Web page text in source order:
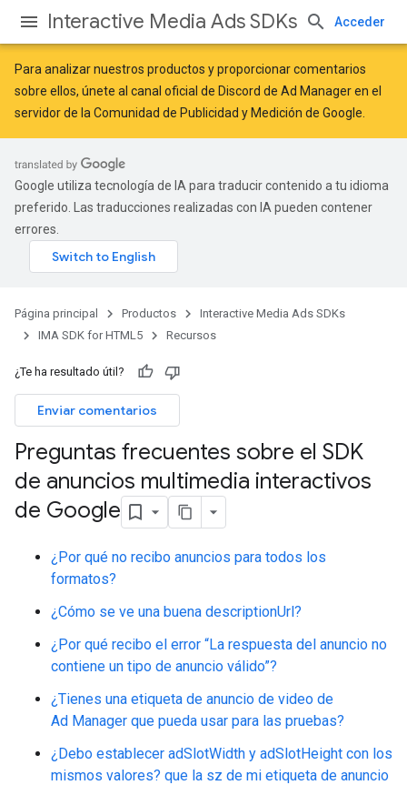
Interactive Media Ads SDKs Acceder
Para analizar nuestros productos y proporcionar comentarios
sobre ellos, únete al canal oficial de Discord de Ad Manager en el
servidor de la Comunidad de Publicidad y Medición de Google
Google utiliza tecnología de IA para traducir contenido a tu idioma
preferido. Las traducciones realizadas con IA pueden contener
errores.
Página principal Productos
Interactive Media Ads SDKs
IMA SDK for HTML5
Recursos
¿Te ha resultado útil?
Enviar comentarios
Preguntas frecuentes sobre el SDK
de anuncios multimedia interactivos
de Google
¿Por qué no recibo anuncios para todos los
formatos?
¿Cómo se ve una buena descriptionUrl?
¿Por qué recibo el error “La respuesta del anuncio no
contiene un tipo de anuncio válido”?
¿Tienes una etiqueta de anuncio de video de
Ad Manager que pueda usar para las pruebas?
¿Debo establecer adSlotWidth y adSlotHeight con los
mismos valores? que la sz de mi etiqueta de anuncio